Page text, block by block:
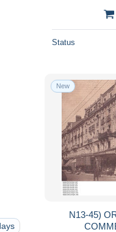
Status
New
N13-45)